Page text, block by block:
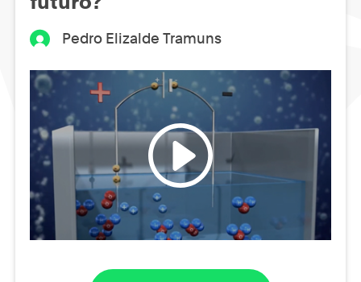
Pedro Elizalde Tramuns